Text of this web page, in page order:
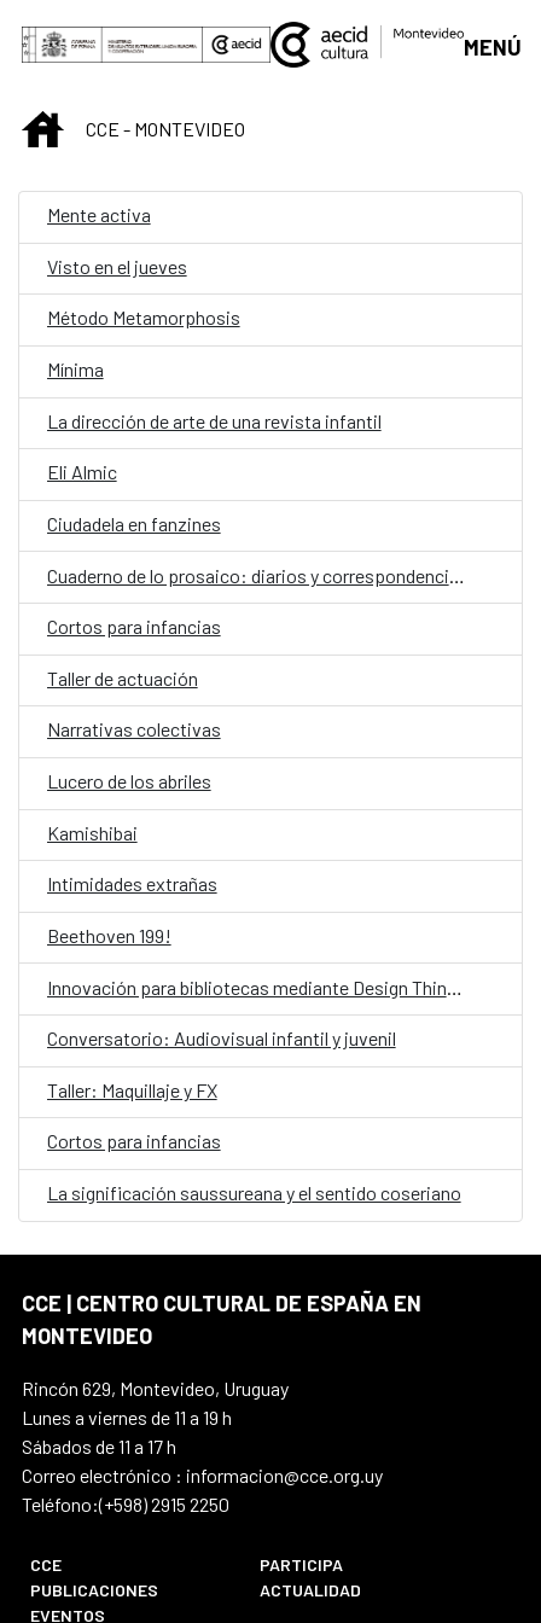
Saltar al contenido principal
MENÚ
INICIOCCE - MONTEVIDEO
Mente activa
Visto en el jueves
Método Metamorphosis
Mínima
La dirección de arte de una revista infantil
Eli Almic
Ciudadela en fanzines
Cortos para infancias
Taller de actuación
Narrativas colectivas
Lucero de los abriles
Kamishibai
Intimidades extrañas
Beethoven 199!
Conversatorio: Audiovisual infantil y juvenil
Taller: Maquillaje y FX
Cortos para infancias
La significación saussureana y el sentido coseriano
CCE | CENTRO CULTURAL DE ESPAÑA EN
MONTEVIDEO
Rincón 629, Montevideo, Uruguay
Lunes a viernes de 11 a 19 h
Sábados de 11 a 17 h
Correo electrónico : informacion@cce.org.uy
Teléfono:(+598) 2915 2250
CCE
PARTICIPA
PUBLICACIONES
ACTUALIDAD
EVENTOS